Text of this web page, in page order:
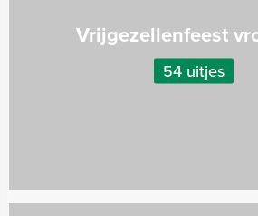
Vrijgezellenfeest
54 uitjes